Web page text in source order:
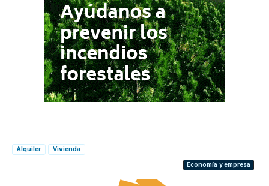
Alquiler
Vivienda
Economía y empresa